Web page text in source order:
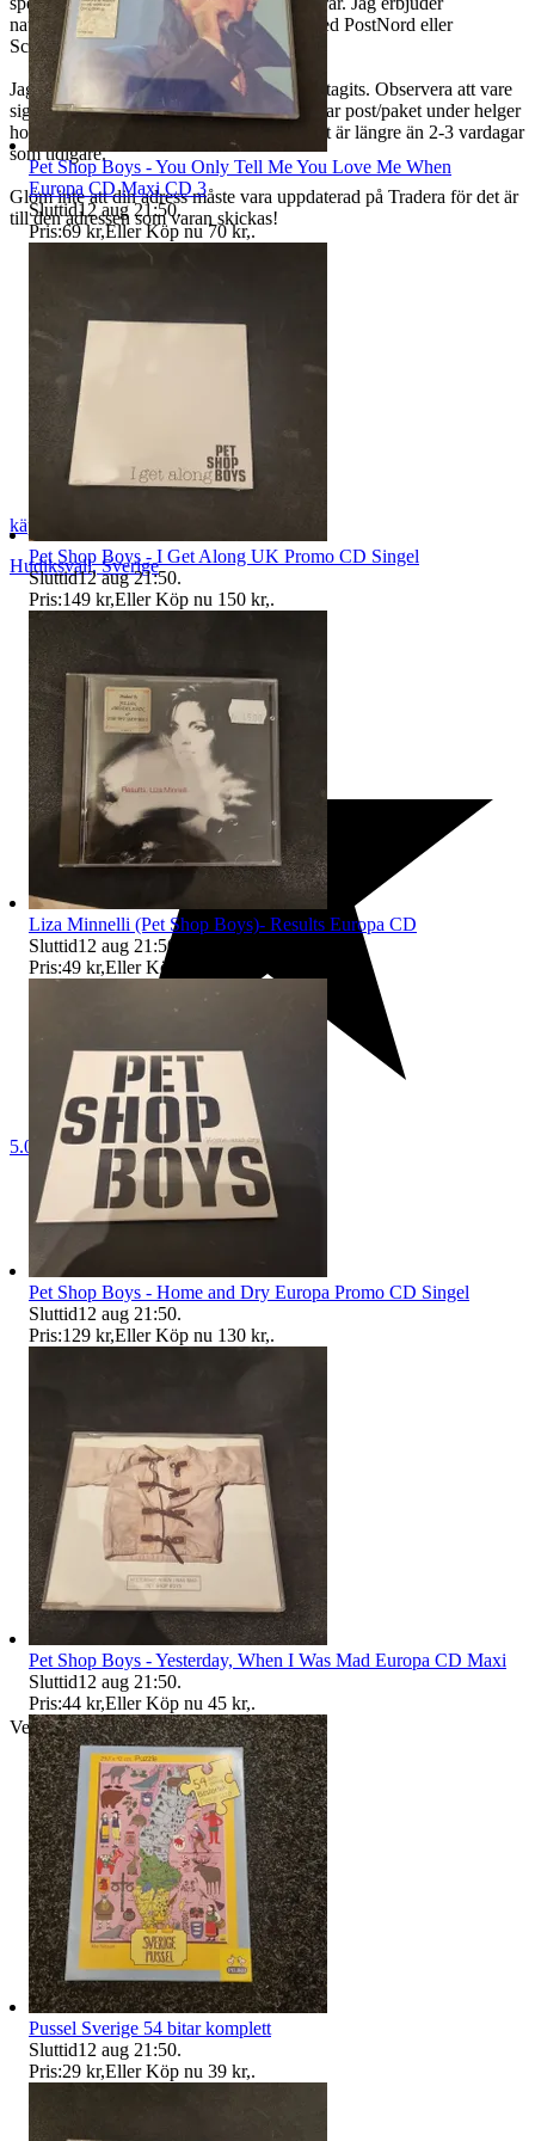
naturligtvis alltid spårbar leverans både med PostNord eller
Schenker.
Jag postar oftast dagen efter betalning mottagits. Observera att vare
sig Schenker eller Postnord ej längre hämtar post/paket under helger
hos mitt ombud och att leveranstiden oftast är längre än 2-3 vardagar
som tidigare.
Glöm inte att din adress måste vara uppdaterad på Tradera för det är
till den adressen som varan skickas!
käppis
Hudiksvall,Sverige
5.0
Verifierad
Pet Shop Boys - You Only Tell Me You Love Me When
Europa CD Maxi CD 3
Sluttid12 aug 21:50.
Pris:69 kr,Eller Köp nu 70 kr,.
Pet Shop Boys - I Get Along UK Promo CD Singel
Sluttid12 aug 21:50.
Pris:149 kr,Eller Köp nu 150 kr,.
Liza Minnelli (Pet Shop Boys)- Results Europa CD
Sluttid12 aug 21:50
Pris:49 kr,Eller Köp nu
Pet Shop Boys - Home and Dry Europa Promo CD Singel
Sluttid12 aug 21:50.
Pris:129 kr,Eller Köp nu 130 kr,.
Pet Shop Boys - Yesterday, When I Was Mad Europa CD Maxi
Sluttid12 aug 21:50.
Pris:44 kr,Eller Köp nu 45 kr,.
Pussel Sverige 54 bitar komplett
Sluttid12 aug 21:50.
Pris:29 kr,Eller Köp nu 39 kr,.